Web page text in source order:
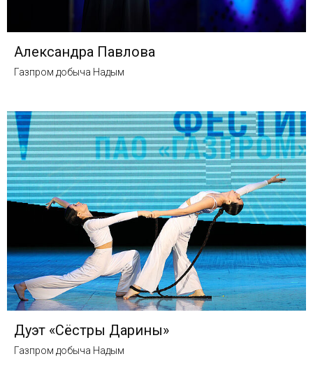
Александра Павлова
Газпром добыча Надым
Дуэт «Сёстры Дарины»
Газпром добыча Надым